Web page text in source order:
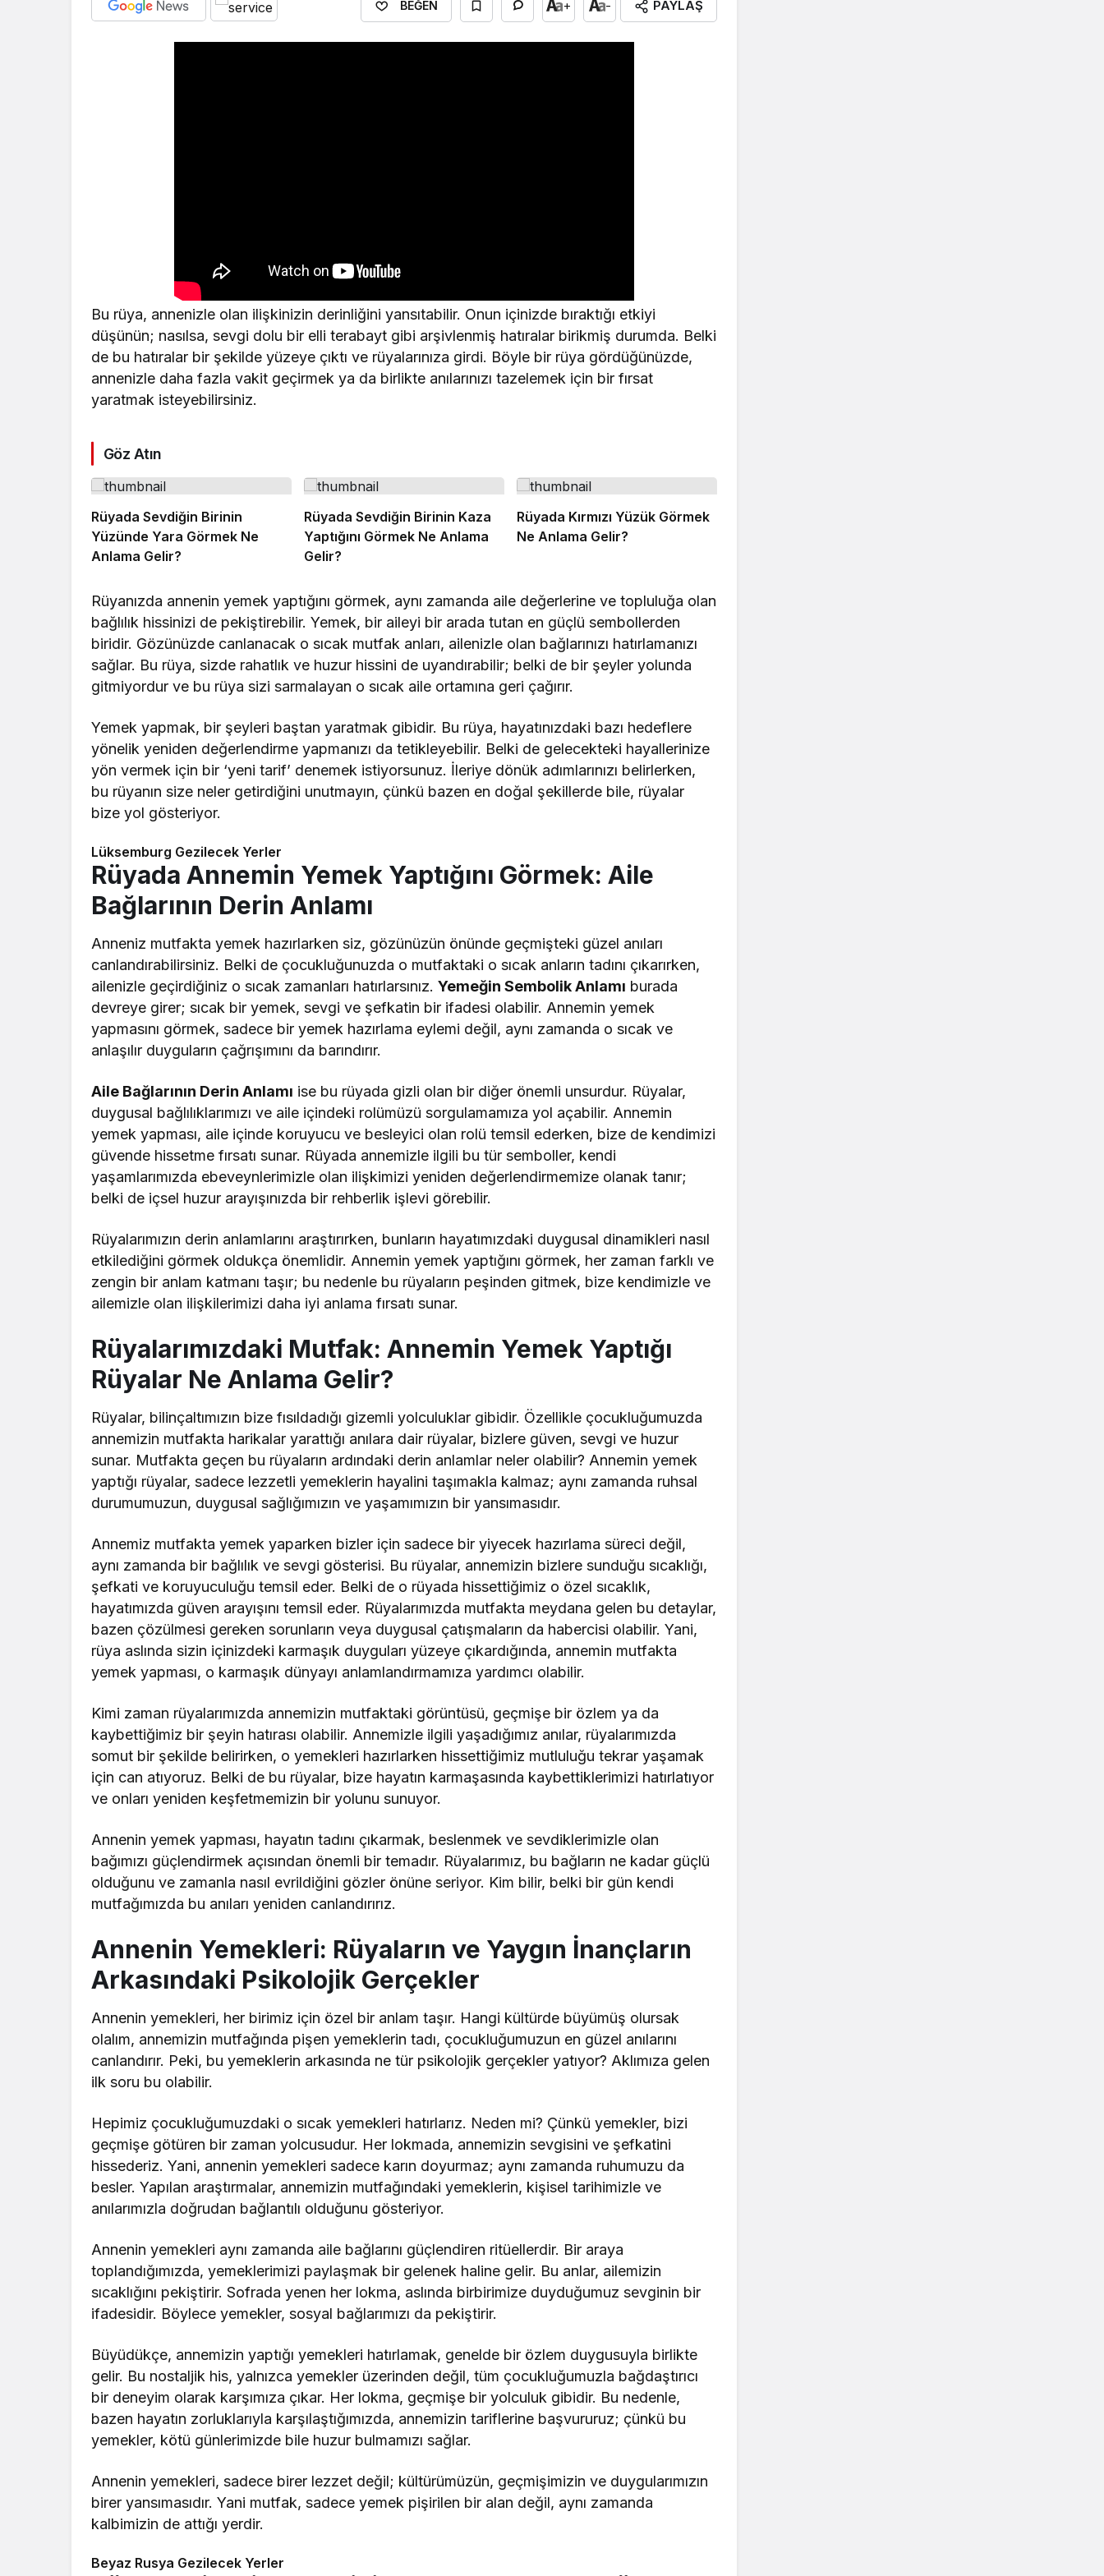
BEĞEN + - PAYLAŞ
Bu rüya, annenizle olan ilişkinizin derinliğini yansıtabilir. Onun içinizde bıraktığı etkiyi
düşünün; nasılsa, sevgi dolu bir elli terabayt gibi arşivlenmiş hatıralar birikmiş durumda. Belki
de bu hatıralar bir şekilde yüzeye çıktı ve rüyalarınıza girdi. Böyle bir rüya gördüğünüzde,
annenizle daha fazla vakit geçirmek ya da birlikte anılarınızı tazelemek için bir fırsat
yaratmak isteyebilirsiniz.
Göz Atın
Rüyada Sevdiğin Birinin
Yüzünde Yara Görmek Ne
Anlama Gelir?
Rüyada Sevdiğin Birinin Kaza
Yaptığını Görmek Ne Anlama
Gelir?
Rüyada Kırmızı Yüzük Görmek
Ne Anlama Gelir?
Rüyanızda annenin yemek yaptığını görmek, aynı zamanda aile değerlerine ve topluluğa olan
bağlılık hissinizi de pekiştirebilir. Yemek, bir aileyi bir arada tutan en güçlü sembollerden
biridir. Gözünüzde canlanacak o sıcak mutfak anları, ailenizle olan bağlarınızı hatırlamanızı
sağlar. Bu rüya, sizde rahatlık ve huzur hissini de uyandırabilir; belki de bir şeyler yolunda
gitmiyordur ve bu rüya sizi sarmalayan o sıcak aile ortamına geri çağırır.
Yemek yapmak, bir şeyleri baştan yaratmak gibidir. Bu rüya, hayatınızdaki bazı hedeflere
yönelik yeniden değerlendirme yapmanızı da tetikleyebilir. Belki de gelecekteki hayallerinize
yön vermek için bir ‘yeni tarif’ denemek istiyorsunuz. İleriye dönük adımlarınızı belirlerken,
bu rüyanın size neler getirdiğini unutmayın, çünkü bazen en doğal şekillerde bile, rüyalar
bize yol gösteriyor.
Lüksemburg Gezilecek Yerler
Rüyada Annemin Yemek Yaptığını Görmek: Aile
Bağlarının Derin Anlamı
Anneniz mutfakta yemek hazırlarken siz, gözünüzün önünde geçmişteki güzel anıları
canlandırabilirsiniz. Belki de çocukluğunuzda o mutfaktaki o sıcak anların tadını çıkarırken,
ailenizle geçirdiğiniz o sıcak zamanları hatırlarsınız.Yemeğin Sembolik Anlamı burada
devreye girer; sıcak bir yemek, sevgi ve şefkatin bir ifadesi olabilir. Annemin yemek
yapmasını görmek, sadece bir yemek hazırlama eylemi değil, aynı zamanda o sıcak ve
anlaşılır duyguların çağrışımını da barındırır.
Aile Bağlarının Derin Anlamı ise bu rüyada gizli olan bir diğer önemli unsurdur. Rüyalar,
duygusal bağlılıklarımızı ve aile içindeki rolümüzü sorgulamamıza yol açabilir. Annemin
yemek yapması, aile içinde koruyucu ve besleyici olan rolü temsil ederken, bize de kendimizi
güvende hissetme fırsatı sunar. Rüyada annemizle ilgili bu tür semboller, kendi
yaşamlarımızda ebeveynlerimizle olan ilişkimizi yeniden değerlendirmemize olanak tanır;
belki de içsel huzur arayışınızda bir rehberlik işlevi görebilir.
Rüyalarımızın derin anlamlarını araştırırken, bunların hayatımızdaki duygusal dinamikleri nasıl
etkilediğini görmek oldukça önemlidir. Annemin yemek yaptığını görmek, her zaman farklı ve
zengin bir anlam katmanı taşır; bu nedenle bu rüyaların peşinden gitmek, bize kendimizle ve
ailemizle olan ilişkilerimizi daha iyi anlama fırsatı sunar.
Rüyalarımızdaki Mutfak: Annemin Yemek Yaptığı
Rüyalar Ne Anlama Gelir?
Rüyalar, bilinçaltımızın bize fısıldadığı gizemli yolculuklar gibidir. Özellikle çocukluğumuzda
annemizin mutfakta harikalar yarattığı anılara dair rüyalar, bizlere güven, sevgi ve huzur
sunar. Mutfakta geçen bu rüyaların ardındaki derin anlamlar neler olabilir? Annemin yemek
yaptığı rüyalar, sadece lezzetli yemeklerin hayalini taşımakla kalmaz; aynı zamanda ruhsal
durumumuzun, duygusal sağlığımızın ve yaşamımızın bir yansımasıdır.
Annemiz mutfakta yemek yaparken bizler için sadece bir yiyecek hazırlama süreci değil,
aynı zamanda bir bağlılık ve sevgi gösterisi. Bu rüyalar, annemizin bizlere sunduğu sıcaklığı,
şefkati ve koruyuculuğu temsil eder. Belki de o rüyada hissettiğimiz o özel sıcaklık,
hayatımızda güven arayışını temsil eder. Rüyalarımızda mutfakta meydana gelen bu detaylar,
bazen çözülmesi gereken sorunların veya duygusal çatışmaların da habercisi olabilir. Yani,
rüya aslında sizin içinizdeki karmaşık duyguları yüzeye çıkardığında, annemin mutfakta
yemek yapması, o karmaşık dünyayı anlamlandırmamıza yardımcı olabilir.
Kimi zaman rüyalarımızda annemizin mutfaktaki görüntüsü, geçmişe bir özlem ya da
kaybettiğimiz bir şeyin hatırası olabilir. Annemizle ilgili yaşadığımız anılar, rüyalarımızda
somut bir şekilde belirirken, o yemekleri hazırlarken hissettiğimiz mutluluğu tekrar yaşamak
için can atıyoruz. Belki de bu rüyalar, bize hayatın karmaşasında kaybettiklerimizi hatırlatıyor
ve onları yeniden keşfetmemizin bir yolunu sunuyor.
Annenin yemek yapması, hayatın tadını çıkarmak, beslenmek ve sevdiklerimizle olan
bağımızı güçlendirmek açısından önemli bir temadır. Rüyalarımız, bu bağların ne kadar güçlü
olduğunu ve zamanla nasıl evrildiğini gözler önüne seriyor. Kim bilir, belki bir gün kendi
mutfağımızda bu anıları yeniden canlandırırız.
Annenin Yemekleri: Rüyaların ve Yaygın İnançların
Arkasındaki Psikolojik Gerçekler
Annenin yemekleri, her birimiz için özel bir anlam taşır. Hangi kültürde büyümüş olursak
olalım, annemizin mutfağında pişen yemeklerin tadı, çocukluğumuzun en güzel anılarını
canlandırır. Peki, bu yemeklerin arkasında ne tür psikolojik gerçekler yatıyor? Aklımıza gelen
ilk soru bu olabilir.
Hepimiz çocukluğumuzdaki o sıcak yemekleri hatırlarız. Neden mi? Çünkü yemekler, bizi
geçmişe götüren bir zaman yolcusudur. Her lokmada, annemizin sevgisini ve şefkatini
hissederiz. Yani, annenin yemekleri sadece karın doyurmaz; aynı zamanda ruhumuzu da
besler. Yapılan araştırmalar, annemizin mutfağındaki yemeklerin, kişisel tarihimizle ve
anılarımızla doğrudan bağlantılı olduğunu gösteriyor.
Annenin yemekleri aynı zamanda aile bağlarını güçlendiren ritüellerdir. Bir araya
toplandığımızda, yemeklerimizi paylaşmak bir gelenek haline gelir. Bu anlar, ailemizin
sıcaklığını pekiştirir. Sofrada yenen her lokma, aslında birbirimize duyduğumuz sevginin bir
ifadesidir. Böylece yemekler, sosyal bağlarımızı da pekiştirir.
Büyüdükçe, annemizin yaptığı yemekleri hatırlamak, genelde bir özlem duygusuyla birlikte
gelir. Bu nostaljik his, yalnızca yemekler üzerinden değil, tüm çocukluğumuzla bağdaştırıcı
bir deneyim olarak karşımıza çıkar. Her lokma, geçmişe bir yolculuk gibidir. Bu nedenle,
bazen hayatın zorluklarıyla karşılaştığımızda, annemizin tariflerine başvururuz; çünkü bu
yemekler, kötü günlerimizde bile huzur bulmamızı sağlar.
Annenin yemekleri, sadece birer lezzet değil; kültürümüzün, geçmişimizin ve duygularımızın
birer yansımasıdır. Yani mutfak, sadece yemek pişirilen bir alan değil, aynı zamanda
kalbimizin de attığı yerdir.
Beyaz Rusya Gezilecek Yerler